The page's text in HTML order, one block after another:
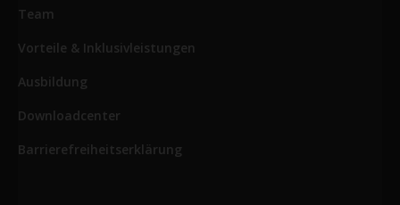
Team
Vorteile & Inklusivleistungen
Ausbildung
Downloadcenter
Barrierefreiheitserklärung